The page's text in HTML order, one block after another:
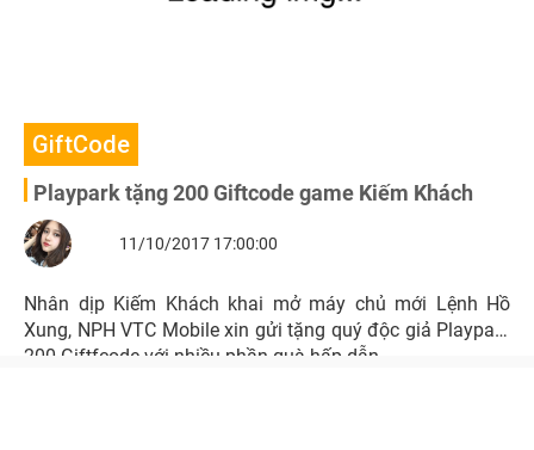
GiftCode
Playpark tặng 200 Giftcode game Kiếm Khách
11/10/2017 17:00:00
Nhân dịp Kiếm Khách khai mở máy chủ mới Lệnh Hồ
Xung, NPH VTC Mobile xin gửi tặng quý độc giả Playpark
200 Giftfcode với nhiều phần quà hấp dẫn.